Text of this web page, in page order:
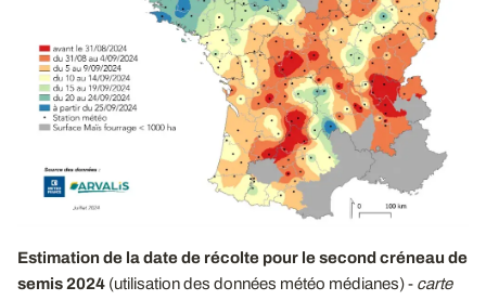
Estimation de la date de récolte pour le second créneau de
semis 2024 (utilisation des données météo médianes) - carte